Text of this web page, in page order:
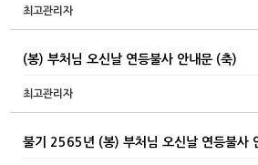
최고관리자
(봉) 부처님 오신날 연등불사 안내문 (축)
최고관리자
불기 2565년 (봉) 부처님 오신날 연등불사